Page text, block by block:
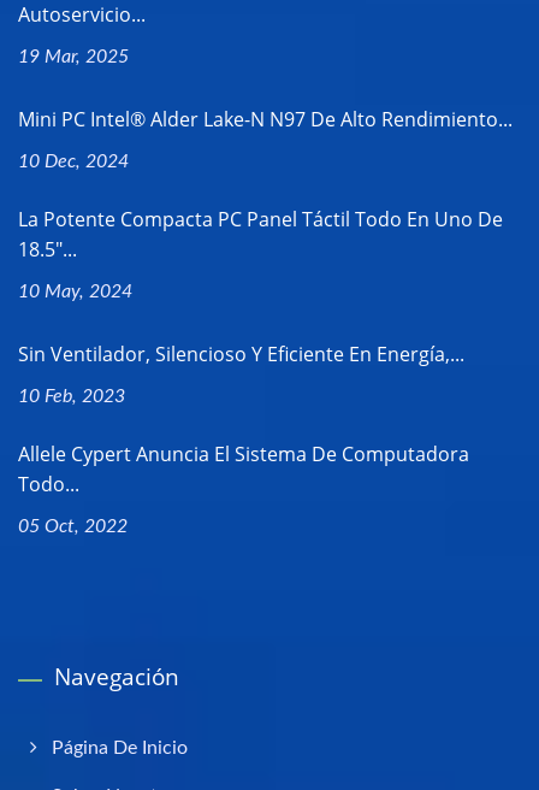
Autoservicio...
19 Mar, 2025
Mini PC Intel® Alder Lake-N N97 De Alto Rendimiento...
10 Dec, 2024
La Potente Compacta PC Panel Táctil Todo En Uno De
18.5"...
10 May, 2024
Sin Ventilador, Silencioso Y Eficiente En Energía,...
10 Feb, 2023
Allele Cypert Anuncia El Sistema De Computadora
Todo...
05 Oct, 2022
Navegación
Página De Inicio